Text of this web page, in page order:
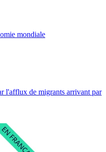
mondiale
l'afflux de migrants arrivant par